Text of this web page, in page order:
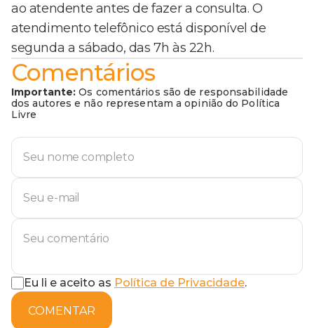
ao atendente antes de fazer a consulta. O
atendimento telefônico está disponível de
segunda a sábado, das 7h às 22h.
Comentários
Importante: Os comentários são de responsabilidade
dos autores e não representam a opinião do Política
Livre
Eu li e aceito as Política de Privacidade.
COMENTAR